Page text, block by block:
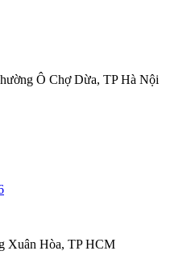
Ô Chợ Dừa, TP Hà Nội
Xuân Hòa, TP HCM